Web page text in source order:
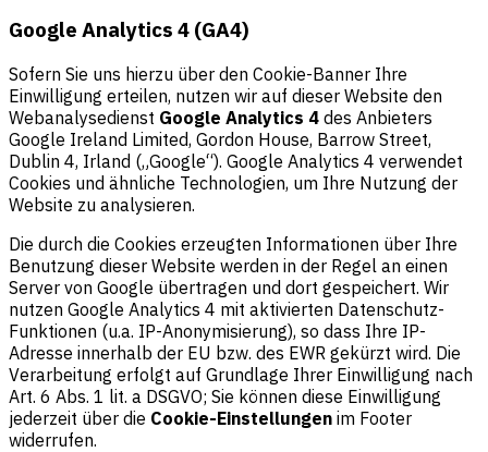
Google Analytics 4 (GA4)
Sofern Sie uns hierzu über den Cookie-Banner Ihre
Einwilligung erteilen, nutzen wir auf dieser Website den
Webanalysedienst Google Analytics 4 des Anbieters
Google Ireland Limited, Gordon House, Barrow Street,
Dublin 4, Irland („Google“). Google Analytics 4 verwendet
Cookies und ähnliche Technologien, um Ihre Nutzung der
Website zu analysieren.
Die durch die Cookies erzeugten Informationen über Ihre
Benutzung dieser Website werden in der Regel an einen
Server von Google übertragen und dort gespeichert. Wir
nutzen Google Analytics 4 mit aktivierten Datenschutz-
Funktionen (u.a. IP-Anonymisierung), so dass Ihre IP-
Adresse innerhalb der EU bzw. des EWR gekürzt wird. Die
Verarbeitung erfolgt auf Grundlage Ihrer Einwilligung nach
Art. 6 Abs. 1 lit. a DSGVO; Sie können diese Einwilligung
jederzeit über die Cookie-Einstellungen im Footer
widerrufen.